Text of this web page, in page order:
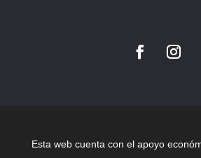
Esta web cuenta con el apoyo